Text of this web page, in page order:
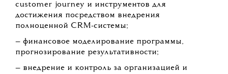
customer journey и инструментов для
достижения посредством внедрения
полноценной CRM-системы;
— финансовое моделирование программы,
прогнозирование результативности;
— внедрение и контроль за организацией и